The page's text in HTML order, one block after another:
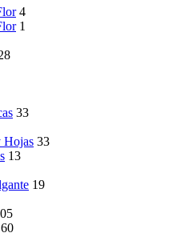
4
1
33
Hojas 33
13
19
60